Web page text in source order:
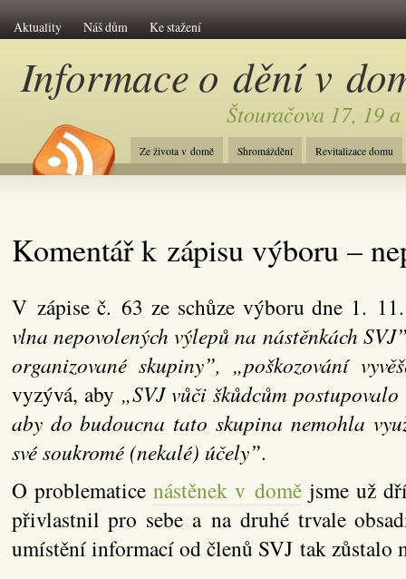
Aktuality Náš dům Ke stažení
Informace o dění v
Štouračova 17, 19
Ze života v domě Shromáždění Revitalizace domu
Komentář k zápisu výboru –
V zápise č. 63 ze schůze výboru dne 1.
vlna nepovolených výlepů na nástěnkách
organizované skupiny”, „poškozování
vyzývá, aby „SVJ vůči škůdcům
aby do budoucna tato skupina nemohla
své soukromé (nekalé) účely”.
O problematice nástěnek v domějsme už
přivlastnil pro sebe a na druhé trvale
umístění informací od členů SVJ tak zůstalo